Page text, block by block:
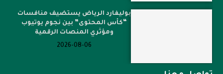
بوليفارد الرياض يستضيف منافسات
“كأس المحتوى” بين نجوم يوتيوب
ومؤثري المنصات الرقمية
2026-08-06